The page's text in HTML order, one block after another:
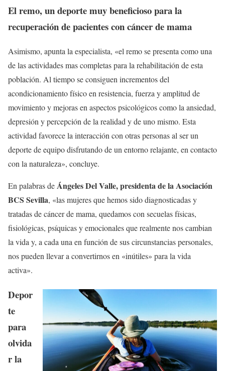
El remo, un deporte muy beneficioso para la
recuperación de pacientes con cáncer de mama
Asimismo, apunta la especialista, «el remo se presenta como una
de las actividades mas completas para la rehabilitación de esta
población. Al tiempo se consiguen incrementos del
acondicionamiento físico en resistencia, fuerza y amplitud de
movimiento y mejoras en aspectos psicológicos como la ansiedad,
depresión y percepción de la realidad y de uno mismo. Esta
actividad favorece la interacción con otras personas al ser un
deporte de equipo disfrutando de un entorno relajante, en contacto
con la naturaleza», concluye.
En palabras deÁngeles Del Valle, presidenta de la Asociación
BCS Sevilla, «las mujeres que hemos sido diagnosticadas y
tratadas de cáncer de mama, quedamos con secuelas físicas,
fisiológicas, psíquicas y emocionales que realmente nos cambian
la vida y, a cada una en función de sus circunstancias personales,
nos pueden llevar a convertirnos en «inútiles» para la vida
activa».
Depor
te
para
olvida
r la